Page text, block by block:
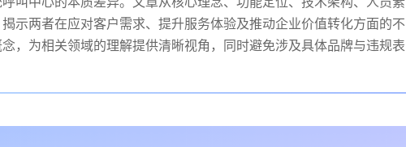
示两者在应对客户需求、提升服务体验及推动企业价值转化方面的不
，为相关领域的理解提供清晰视角，同时避免涉及具体品牌与违规表